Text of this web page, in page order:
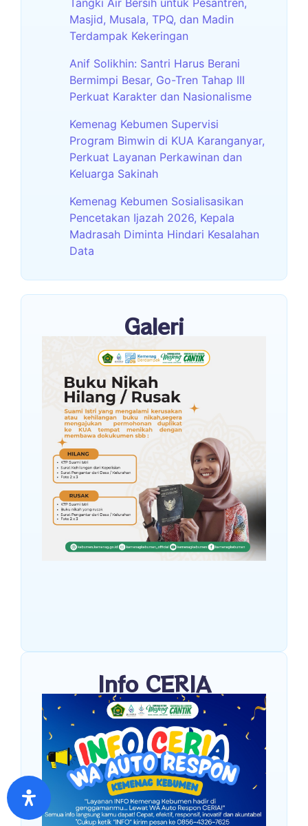
Masjid, Musala, TPQ, dan Madin
Terdampak Kekeringan
Anif Solikhin: Santri Harus Berani
Bermimpi Besar, Go-Tren Tahap III
Perkuat Karakter dan Nasionalisme
Kemenag Kebumen Supervisi
Program Bimwin di KUA Karanganyar,
Perkuat Layanan Perkawinan dan
Keluarga Sakinah
Kemenag Kebumen Sosialisasikan
Pencetakan Ijazah 2026, Kepala
Madrasah Diminta Hindari Kesalahan
Data
Galeri
Info CERIA